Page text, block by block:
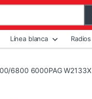
Línea blanca Radios
6800 6000PAG W2133X